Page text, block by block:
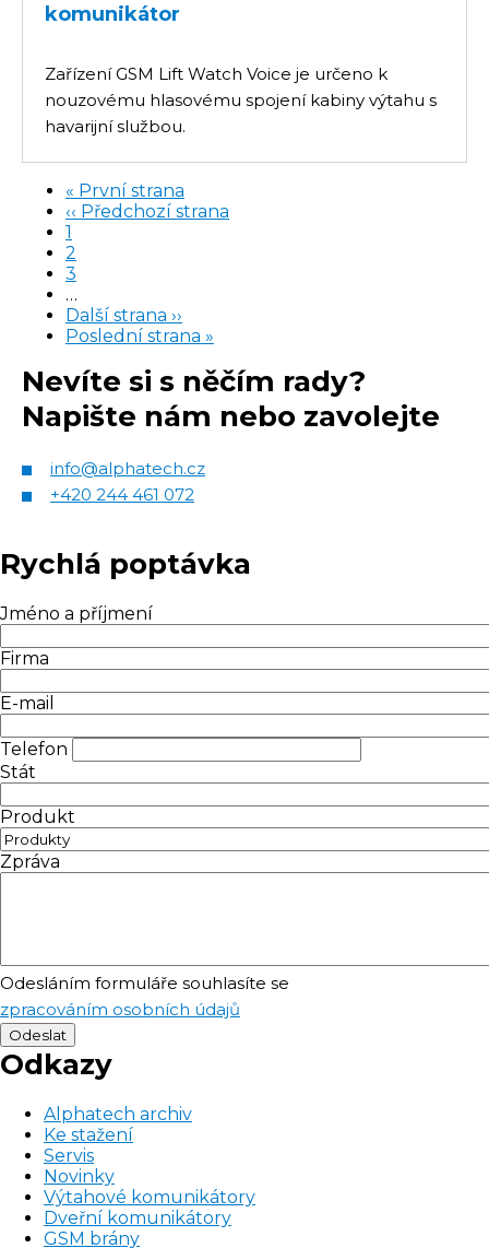
komunikátor
Zařízení GSM Lift Watch Voice je určeno k
nouzovému hlasovému spojení kabiny výtahu s
havarijní službou.
Pagination
First
page
« První strana
Předchozí
stránka
‹‹ Předchozí strana
Stránka
1
Aktuální
stránka
2
Stránka
3
…
Následující
stránka
Další strana ››
Poslední
Poslední strana »
Nevíte si s něčím rady?
Napište nám nebo zavolejte
info@alphatech.cz
+420 244 461 072
Rychlá poptávka
Jméno a příjmení
Firma
E-mail
Telefon
Stát
Produkt
Zpráva
Odesláním formuláře souhlasíte se
zpracováním osobních údajů
Odkazy
Alphatech archiv
Ke stažení
Servis
Novinky
Výtahové komunikátory
Dveřní komunikátory
GSM brány